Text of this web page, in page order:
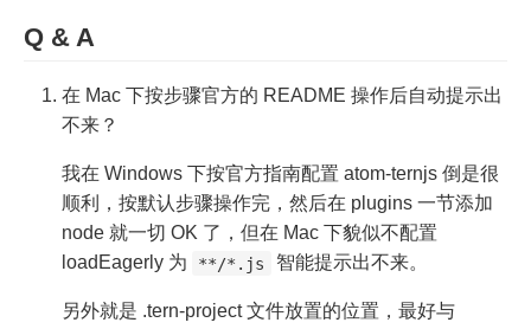
Q & A
在 Mac 下按步骤官方的 README 操作后自动提示出
不来？
我在 Windows 下按官方指南配置 atom-ternjs 倒是很
顺利，按默认步骤操作完，然后在 plugins 一节添加
node 就一切 OK 了，但在 Mac 下貌似不配置
loadEagerly 为
**/*.js 智能提示出不来。
另外就是 .tern-project 文件放置的位置，最好与